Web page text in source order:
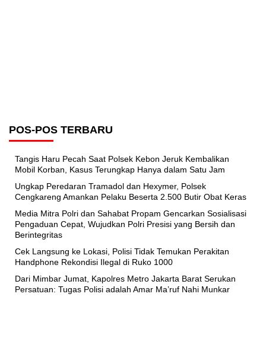
POS-POS TERBARU
Tangis Haru Pecah Saat Polsek Kebon Jeruk Kembalikan
Mobil Korban, Kasus Terungkap Hanya dalam Satu Jam
Ungkap Peredaran Tramadol dan Hexymer, Polsek
Cengkareng Amankan Pelaku Beserta 2.500 Butir Obat Keras
Media Mitra Polri dan Sahabat Propam Gencarkan Sosialisasi
Pengaduan Cepat, Wujudkan Polri Presisi yang Bersih dan
Berintegritas
Cek Langsung ke Lokasi, Polisi Tidak Temukan Perakitan
Handphone Rekondisi Ilegal di Ruko 1000
Dari Mimbar Jumat, Kapolres Metro Jakarta Barat Serukan
Persatuan: Tugas Polisi adalah Amar Ma’ruf Nahi Munkar